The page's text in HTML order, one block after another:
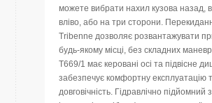
можете вибрати нахил кузова назад,
вліво, або на три сторони.
Tribenne дозволяє розвантажувати
будь-якому місці, без складних
T669/1 має керовані осі та підвісне
забезпечує комфортну експлуатацію
довговічність. Гідравлічно підйомний